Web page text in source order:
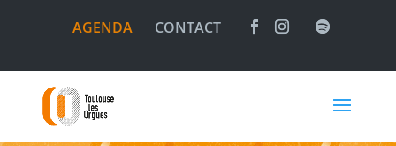
AGENDA CONTACT